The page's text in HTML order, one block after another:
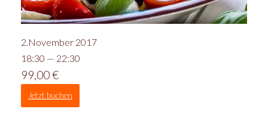
2.November 2017
18:30 — 22:30
99,00€
Jetzt buchen